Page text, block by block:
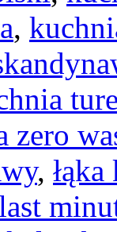
,
zero
,